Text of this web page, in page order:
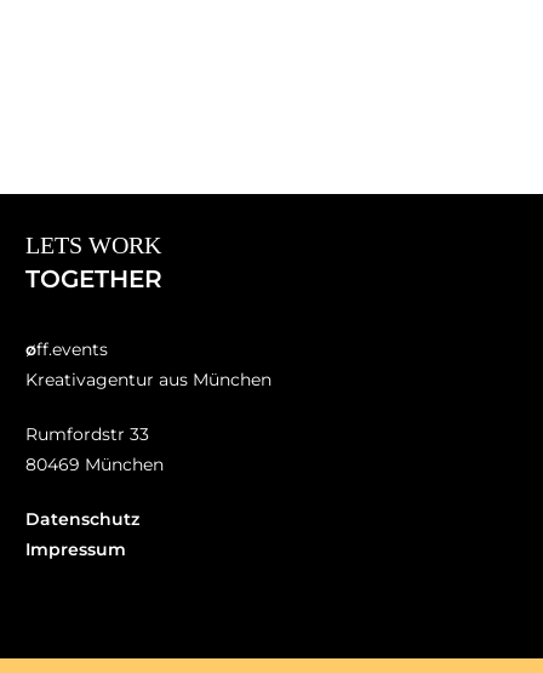
LETS WORK
TOGETHER
øff.events
Kreativagentur aus München
Rumfordstr 33
80469 München
Datenschutz
Impressum